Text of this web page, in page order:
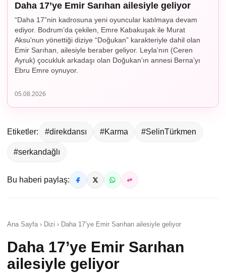
Daha 17’ye Emir Sarıhan ailesiyle geliyor
“Daha 17”nin kadrosuna yeni oyuncular katılmaya devam
ediyor. Bodrum’da çekilen, Emre Kabakuşak ile Murat
Aksu'nun yönettiği diziye “Doğukan” karakteriyle dahil olan
Emir Sarıhan, ailesiyle beraber geliyor. Leyla’nın (Ceren
Ayruk) çocukluk arkadaşı olan Doğukan’ın annesi Berna’yı
Ebru Emre oynuyor.
05.08.2026
Etiketler: #direkdansı #Karma #SelinTürkmen
#serkandağlı
Bu haberi paylaş:
Ana Sayfa › Dizi › Daha 17’ye Emir Sarıhan ailesiyle geliyor
Daha 17’ye Emir Sarıhan
ailesiyle geliyor